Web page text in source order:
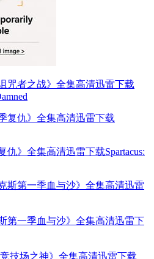
咒者之战》全集高清迅雷下载
仇》全集高清迅雷下载Spartacus:
第一季血与沙》全集高清迅雷下